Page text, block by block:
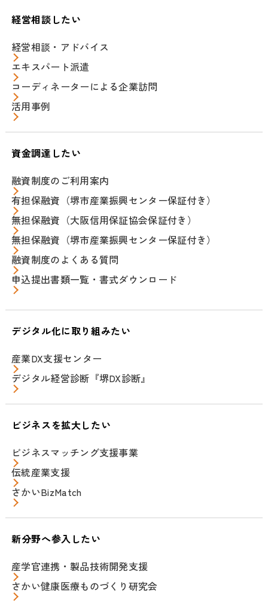
経営相談したい
経営相談・アドバイス
エキスパート派遣
コーディネーターによる企業訪問
活用事例
資金調達したい
融資制度のご利用案内
有担保融資（堺市産業振興センター保証付き）
無担保融資（大阪信用保証協会保証付き）
無担保融資（堺市産業振興センター保証付き）
融資制度のよくある質問
申込提出書類一覧・書式ダウンロード
デジタル化に取り組みたい
産業DX支援センター
デジタル経営診断『堺DX診断』
ビジネスを拡大したい
ビジネスマッチング支援事業
伝統産業支援
さかいBizMatch
新分野へ参入したい
産学官連携・製品技術開発支援
さかい健康医療ものづくり研究会